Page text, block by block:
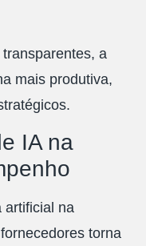
a
mais produtiva,
IA na
artificial na
torna